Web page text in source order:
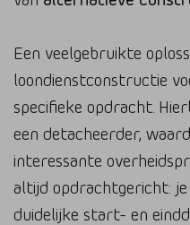
Een veelgebruikte
loondienstconstructie
specifieke opdracht.
een detacheerder,
interessante
altijd opdrachtgericht:
duidelijke start- en